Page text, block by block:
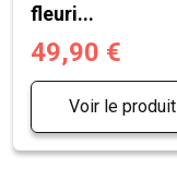
fleuri...
49,90 €
Voir le produit